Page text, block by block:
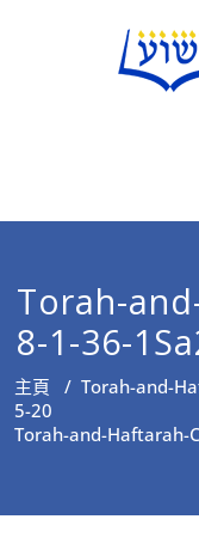
Torah-
8-1-36-
主頁 / Torah-and-
5-20
Torah-and-Haftarah-